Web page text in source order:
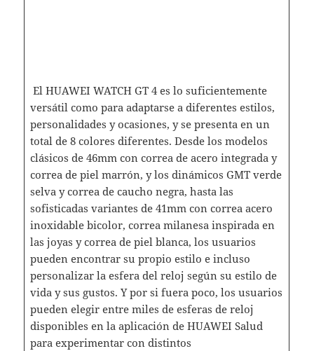
El HUAWEI WATCH GT 4 es lo suficientemente
versátil como para adaptarse a diferentes estilos,
personalidades y ocasiones, y se presenta en un
total de 8 colores diferentes. Desde los modelos
clásicos de 46mm con correa de acero integrada y
correa de piel marrón, y los dinámicos GMT verde
selva y correa de caucho negra, hasta las
sofisticadas variantes de 41mm con correa acero
inoxidable bicolor, correa milanesa inspirada en
las joyas y correa de piel blanca, los usuarios
pueden encontrar su propio estilo e incluso
personalizar la esfera del reloj según su estilo de
vida y sus gustos. Y por si fuera poco, los usuarios
pueden elegir entre miles de esferas de reloj
disponibles en la aplicación de HUAWEI Salud
para experimentar con distintos